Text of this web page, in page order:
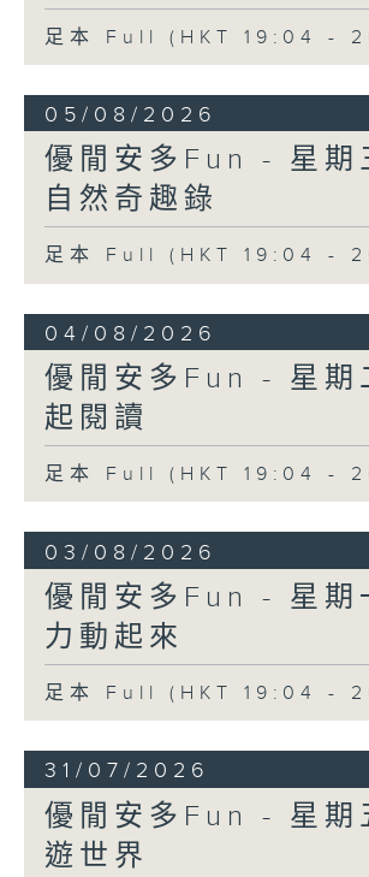
足本 Full (HKT 19:04 -
05/08/2026
優閒安多Fun - 星期
自然奇趣錄
足本 Full (HKT 19:04 -
04/08/2026
優閒安多Fun - 星期
起閱讀
足本 Full (HKT 19:04 -
03/08/2026
優閒安多Fun - 星期
力動起來
足本 Full (HKT 19:04 -
31/07/2026
優閒安多Fun - 星期
遊世界